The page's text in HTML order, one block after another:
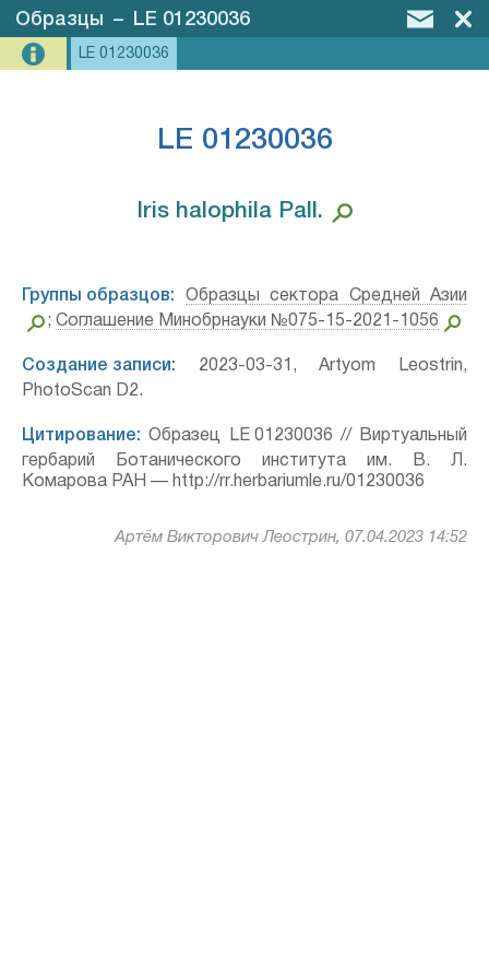
Образцы – LE 01230036
LE 01230036
LE 01230036
Iris halophila Pall.⁣
Группы образцов:
Образцы сектора Средней Азии
; Соглашение Минобрнауки №075-15-2021-1056
Создание записи: 2023-03-31, Artyom Leostrin,
PhotoScan D2.
Цитирование: Образец LE 01230036 // Виртуальный
гербарий Ботанического института им. В. Л.
Комарова РАН — http://rr.herbariumle.ru/01230036
Артём Викторович Леострин, 07.04.2023 14:52